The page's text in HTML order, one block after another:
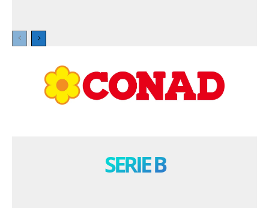
SERIE B